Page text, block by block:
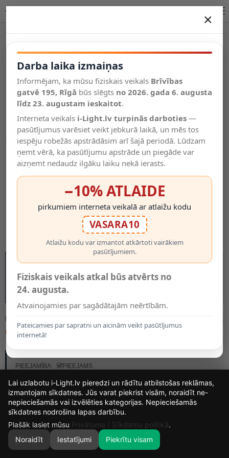
Salīdzināt
Vēlmju
saraksts
Valodas
0
MODELIS:
67.00€
PIEEJAMĪBA:
PIEEJAMS
×
Darba laika izmaiņas
Informējam, ka mūsu fiziskais veikals Brīvības
gatvē 195, Rīgā būs slēgts no 2026. gada 6. augusta
līdz 23. augustam ieskaitot.
Interneta veikals i-Light.lv turpinās darboties —
pasūtījumus varēsiet veikt jebkurā laikā, un mēs tos
iespēju robežās apstrādāsim arī šajā periodā. Lūdzam
ņemt vērā, ka pasūtījumu apstrāde un piegāde var
aizņemt nedaudz ilgāku laiku nekā ierasts.
−10% ATLAIDE
pirkumiem interneta veikalā ar atlaižu kodu
VASARA10
Atlaižu kodu var izmantot atkārtoti vairākiem
pasūtījumiem.
Fiziskais veikals atkal būs atvērts no
24. augusta.
Atvainojamies par sagādātajām neērtībām.
Pateicamies par sapratni un aicinām veikt pasūtījumus
internetā!
15
DIENAS
19
STUNDAS
42
MIN.
23
Lai uzlabotu i-Light.lv pieredzi un rādītu atbilstošas reklāmas,
izmantojam sīkdatnes. Jūs varat piekrist visām, noraidīt ne-
nepieciešamās vai izvēlēties kategorijas. Nepieciešamās
sīkdatnes nodrošina lapas darbību.
Plašāk lasiet mūsu Privātuma / Sīkdatņu politikā.
Noraidīt
Iestatījumi Piekrītu visam